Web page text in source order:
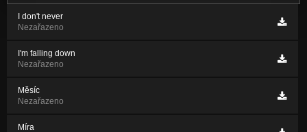
I don't never
Nezařazeno
I'm falling down
Nezařazeno
Měsíc
Nezařazeno
Míra